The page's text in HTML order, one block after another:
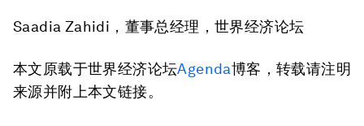
Saadia Zahidi，董事总经理，世界经济论坛
本文原载于世界经济论坛Agenda博客，转载请注明
来源并附上本文链接。